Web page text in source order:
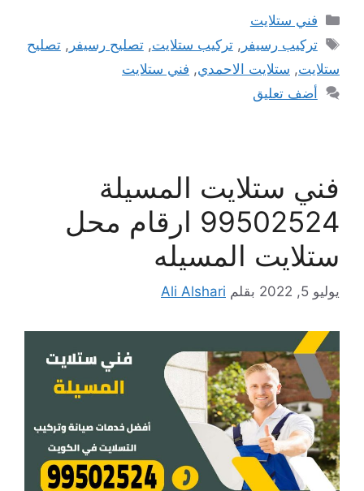
فني ستلايت
تركيب رسيفر ,تركيب ستلايت,تصليح رسيفر ,تصليح
ستلايت, ستلايت الاحمدي, فني ستلايت
أضف تعليق
فني ستلايت المسيلة
99502524 ارقام محل
ستلايت المسيله
يوليو 5, 2022 بقلم Ali Alshari